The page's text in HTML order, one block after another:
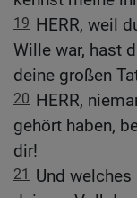
19 HERR, weil
Wille war, hast
deine großen
20 HERR,
gehört haben,
dir!
21
Und